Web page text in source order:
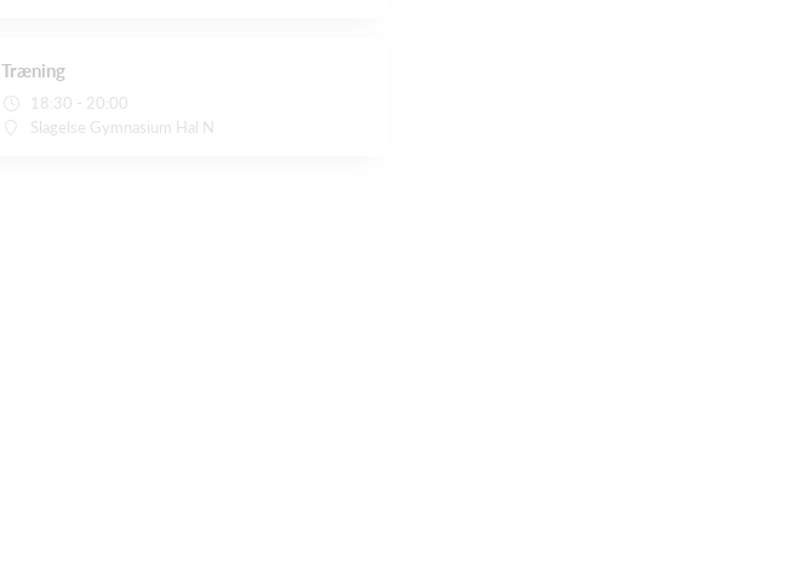
Træning
18:30 - 20:00
Slagelse Gymnasium Hal N